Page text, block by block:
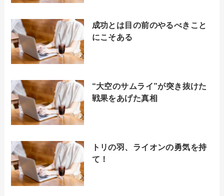
成功とは目の前のやるべきこと
にこそある
“大空のサムライ”が突き抜けた
戦果をあげた真相
トリの羽、ライオンの勇気を持
て！